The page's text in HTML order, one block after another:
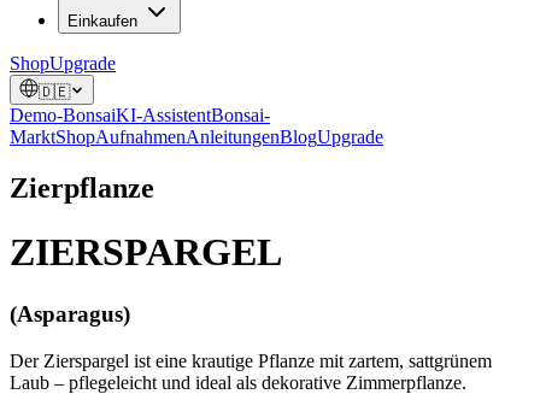
Einkaufen
ShopUpgrade
🇩🇪
Demo-BonsaiKI-AssistentBonsai-
MarktShopAufnahmenAnleitungenBlogUpgrade
Zierpflanze
ZIERSPARGEL
(Asparagus)
Der Zierspargel ist eine krautige Pflanze mit zartem, sattgrünem
Laub – pflegeleicht und ideal als dekorative Zimmerpflanze.